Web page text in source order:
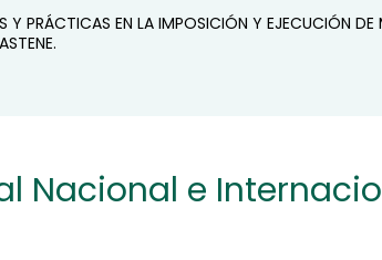
Y PRÁCTICAS EN LA IMPOSICIÓN Y EJECUCIÓN
Nacional e